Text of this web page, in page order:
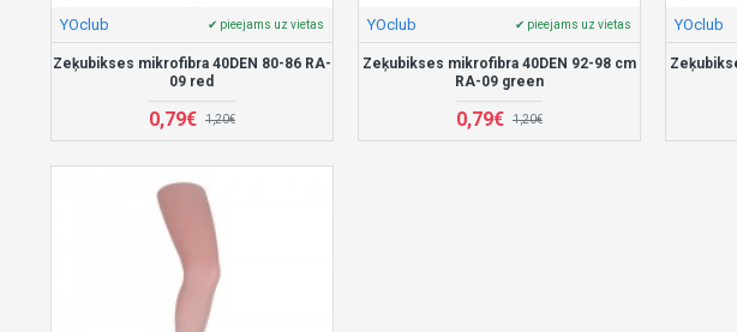
YOclub ✔ pieejams uz vietas
Zeķubikses mikrofibra 40DEN 80-86 RA-
09 red
0,79€ 1,20€
YOclub ✔ pieejams uz vietas
Zeķubikses mikrofibra 40DEN 92-98 cm
RA-09 green
0,79€ 1,20€
YOclub